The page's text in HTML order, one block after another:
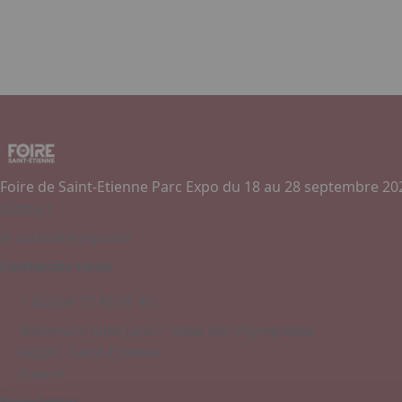
Foire de Saint-Etienne Parc Expo du 18 au 28 septembre